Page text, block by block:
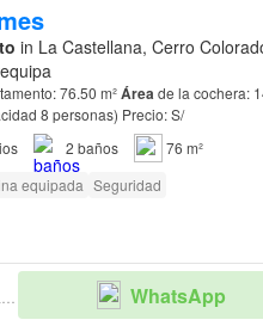
in La Castellana, Cerro
76.50 m²Áreade la cochera:
ascensor (capacidad 8 personas) Precio: S/
2 baños
76 m²
equipada Seguridad
NEST INMOBILIARIAS WhatsApp